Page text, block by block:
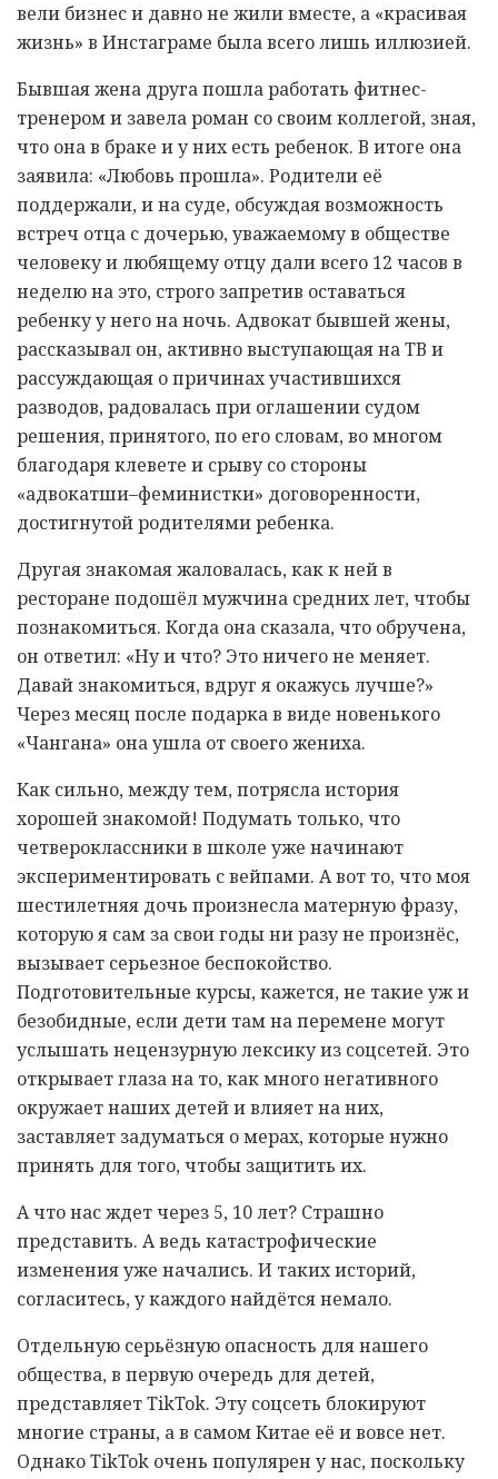
вели бизнес и давно не жили вместе, а «красивая
жизнь» в Инстаграме была всего лишь иллюзией.
Бывшая жена друга пошла работать фитнес-
тренером и завела роман со своим коллегой, зная,
что она в браке и у них есть ребенок. В итоге она
заявила: «Любовь прошла». Родители её
поддержали, и на суде, обсуждая возможность
встреч отца с дочерью, уважаемому в обществе
человеку и любящему отцу дали всего 12 часов в
неделю на это, строго запретив оставаться
ребенку у него на ночь. Адвокат бывшей жены,
рассказывал он, активно выступающая на ТВ и
рассуждающая о причинах участившихся
разводов, радовалась при оглашении судом
решения, принятого, по его словам, во многом
благодаря клевете и срыву со стороны
«адвокатши–феминистки» договоренности,
достигнутой родителями ребенка.
Другая знакомая жаловалась, как к ней в
ресторане подошёл мужчина средних лет, чтобы
познакомиться. Когда она сказала, что обручена,
он ответил: «Ну и что? Это ничего не меняет.
Давай знакомиться, вдруг я окажусь лучше?»
Через месяц после подарка в виде новенького
«Чангана» она ушла от своего жениха.
Как сильно, между тем, потрясла история
хорошей знакомой! Подумать только, что
четвероклассники в школе уже начинают
экспериментировать с вейпами. А вот то, что моя
шестилетняя дочь произнесла матерную фразу,
которую я сам за свои годы ни разу не произнёс,
вызывает серьезное беспокойство.
Подготовительные курсы, кажется, не такие уж и
безобидные, если дети там на перемене могут
услышать нецензурную лексику из соцсетей. Это
открывает глаза на то, как много негативного
окружает наших детей и влияет на них,
заставляет задуматься о мерах, которые нужно
принять для того, чтобы защитить их.
А что нас ждет через 5, 10 лет? Страшно
представить. А ведь катастрофические
изменения уже начались. И таких историй,
согласитесь, у каждого найдётся немало.
Отдельную серьёзную опасность для нашего
общества, в первую очередь для детей,
представляет TikTok. Эту соцсеть блокируют
многие страны, а в самом Китае её и вовсе нет.
Однако TikTok очень популярен у нас, поскольку